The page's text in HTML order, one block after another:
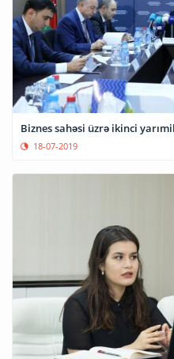
Biznes sahəsi üzrə ikinci
18-07-2019